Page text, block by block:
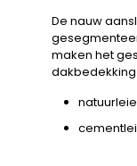
De nauw
maken het
dakbedekking